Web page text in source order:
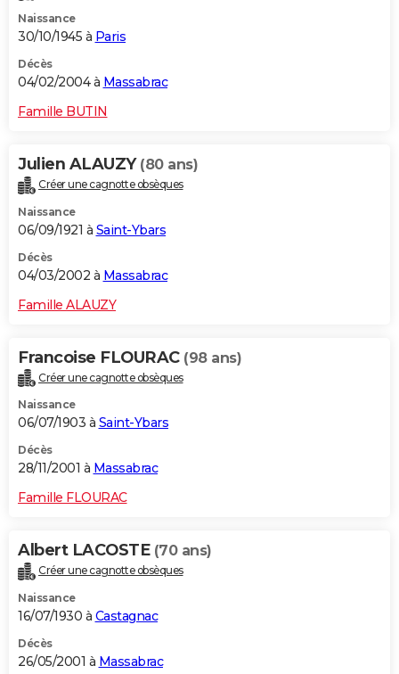
Naissance
30/10/1945 à Paris
Décès
04/02/2004 à Massabrac
Famille BUTIN
Julien ALAUZY (80 ans)
Créer une cagnotte obsèques
Naissance
06/09/1921 à Saint-Ybars
Décès
04/03/2002 à Massabrac
Famille ALAUZY
Francoise FLOURAC (98 ans)
Créer une cagnotte obsèques
Naissance
06/07/1903 à Saint-Ybars
Décès
28/11/2001 à Massabrac
Famille FLOURAC
Albert LACOSTE (70 ans)
Créer une cagnotte obsèques
Naissance
16/07/1930 à Castagnac
Décès
26/05/2001 à Massabrac